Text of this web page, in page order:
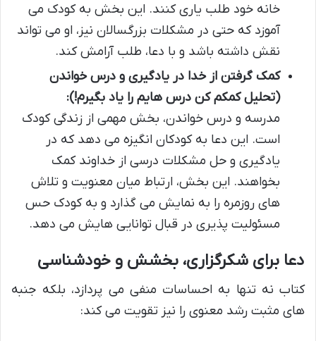
خانه خود طلب یاری کنند. این بخش به کودک می
آموزد که حتی در مشکلات بزرگسالان نیز، او می تواند
نقش داشته باشد و با دعا، طلب آرامش کند.
کمک گرفتن از خدا در یادگیری و درس خواندن
(تحلیل کمکم کن درس هایم را یاد بگیرم!):
مدرسه و درس خواندن، بخش مهمی از زندگی کودک
است. این دعا به کودکان انگیزه می دهد که در
یادگیری و حل مشکلات درسی از خداوند کمک
بخواهند. این بخش، ارتباط میان معنویت و تلاش
های روزمره را به نمایش می گذارد و به کودک حس
مسئولیت پذیری در قبال توانایی هایش می دهد.
دعا برای شکرگزاری، بخشش و خودشناسی
کتاب نه تنها به احساسات منفی می پردازد، بلکه جنبه
های مثبت رشد معنوی را نیز تقویت می کند: